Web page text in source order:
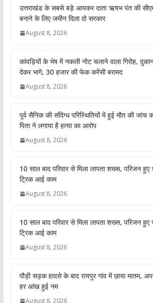
उत्तराखंड के सबसे बड़े आयकर दाता ऋषभ पंत की सीएम
बनाने के लिए जमीन दिला दो सरकार
August 8, 2026
कांवड़ियों के भेष में नकली नोट चलाने वाला गिरोह,
देकर भागे, 30 हजार की फेक करेंसी बरामद
August 8, 2026
पूर्व सैनिक की संदिग्ध परिस्थितियों में हुई मौत की जांच
पिता ने लगाया है हत्या का आरोप
August 8, 2026
10 साल बाद परिवार से मिला लापता शख्स, परिजन
ट्रिक आई काम
August 8, 2026
10 साल बाद परिवार से मिला लापता शख्स, परिजन
ट्रिक आई काम
August 8, 2026
पौड़ी सड़क हादसे के बाद रायपुर गांव में छाया मातम,
हर आंख हुई नम
August 8, 2026